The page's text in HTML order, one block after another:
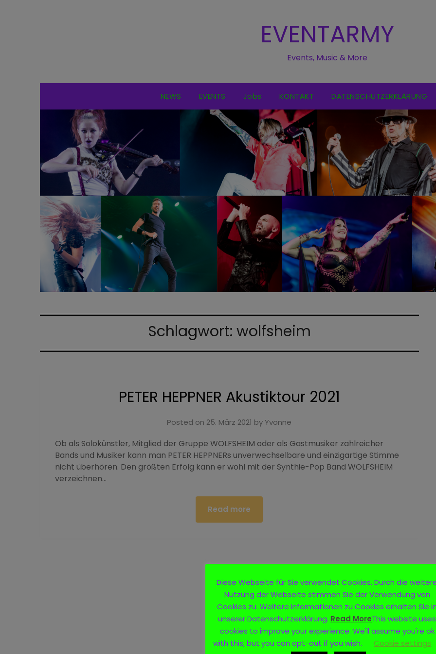
EVENTARMY
Events, Music & More
NEWS EVENTS Jobs KONTAKT DATENSCHUTZERKLÄRUNG
Schlagwort: wolfsheim
PETER HEPPNER Akustiktour 2021
Posted on 25. März 2021 byYvonne
Ob als Solokünstler, Mitglied der Gruppe WOLFSHEIM oder als Gastmusiker zahlreicher
Bands und Musiker kann man PETER HEPPNERs unverwechselbare und einzigartige Stimme
nicht überhören. Den größten Erfolg kann er wohl mit der Synthie-Pop Band WOLFSHEIM
verzeichnen…
Read more
Diese Webseite für Sie verwendet Cookies. Durch die
Nutzung der Webseite stimmen Sie der Verwendung von
Cookies zu. Weitere Informationen zu Cookies erhalten Sie
unserer Datenschutzerklärung. Read MoreThis website uses
cookies to improve your experience. We'll assume you're ok
with this, but you can opt-out if you wish.
Cookie settings